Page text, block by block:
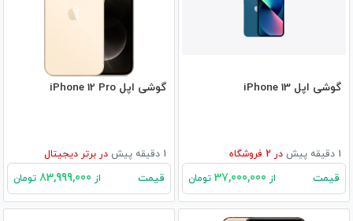
گوشی اپل iPhone 13
1 دقیقه پیش در فروشگاه
قیمت از تومان
گوشی اپل iPhone 12 Pro
1 دقیقه پیش در برتر دیجیتال
قیمت از تومان